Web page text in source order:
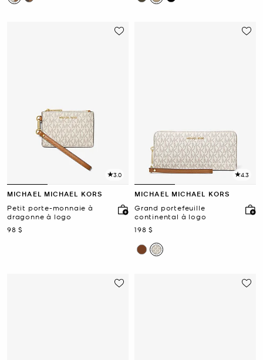
3.0
MICHAEL MICHAEL KORS
Petit porte-monnaie à
dragonne à logo
maintenant
98 $
4.3
MICHAEL MICHAEL KORS
Grand portefeuille
continental à logo
maintenant
198 $